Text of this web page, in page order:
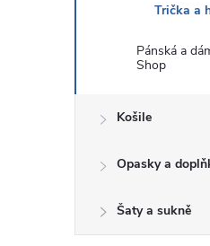
Trička a
Pánská a
Shop
Košile
Opasky a
Šaty a sukně